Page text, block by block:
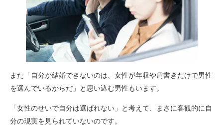
また「自分が結婚できないのは、女性が年収や肩書きだけで男性
を選んでいるからだ」と思い込む男性もいます。
「女性のせいで自分は選ばれない」と考えて、まさに客観的に自
分の現実を見られていないのです。